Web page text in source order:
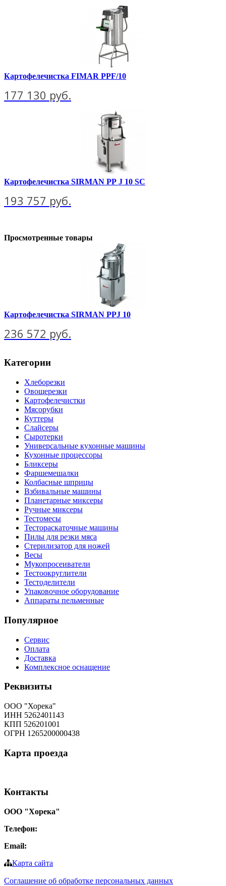
Картофелечистка FIMAR PPF/10
177 130 руб.
Картофелечистка SIRMAN РР J 10 SC
193 757 руб.
Просмотренные товары
Картофелечистка SIRMAN РРJ 10
236 572 руб.
Категории
Хлеборезки
Овощерезки
Картофелечистки
Мясорубки
Куттеры
Слайсеры
Сыротерки
Универсальные кухонные машины
Кухонные процессоры
Бликсеры
Фаршемешалки
Колбасные шприцы
Взбивальные машины
Планетарные миксеры
Ручные миксеры
Тестомесы
Тестораскаточные машины
Пилы для резки мяса
Стерилизатор для ножей
Весы
Мукопросеиватели
Тестоокруглители
Тестоделители
Упаковочное оборудование
Аппараты пельменные
Популярное
Сервис
Оплата
Доставка
Комплексное оснащение
Реквизиты
ООО "Хорека"
ИНН 5262401143
КПП 526201001
ОГРН 1265200000438
Карта проезда
Контакты
ООО "Хорека"
Телефон:
Email:
Карта сайта
Соглашение об обработке персональных данных